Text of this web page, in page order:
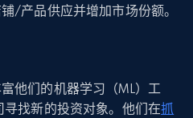
/产品供应并增加市场份额。
他们的机器学习（ML）工
找新的投资对象。他们在抓